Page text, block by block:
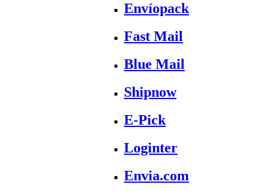
Envíopack
Fast Mail
Blue Mail
Shipnow
E-Pick
Loginter
Envia.com